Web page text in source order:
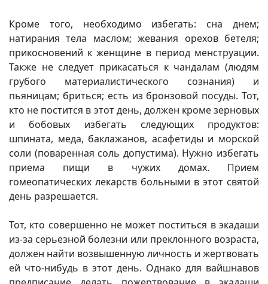
Кроме того, необходимо избегать: сна днем;
натирания тела маслом; жевания орехов бетеля;
прикосновений к женщине в период менструации.
Также не следует прикасаться к чандалам (людям
грубого материалистического сознания) и
пьяницам; бриться; есть из бронзовой посуды. Тот,
кто не постится в этот день, должен кроме зерновых
и бобовых избегать следующих продуктов:
шпината, меда, баклажанов, асафетиды и морской
соли (поваренная соль допустима). Нужно избегать
приема пищи в чужих домах. Прием
гомеопатических лекарств больными в этот святой
день разрешается.
Тот, кто совершенно не может поститься в экадаши
из-за серьезной болезни или преклонного возраста,
должен найти возвышенную личность и жертвовать
ей что-нибудь в этот день. Однако для вайшнавов